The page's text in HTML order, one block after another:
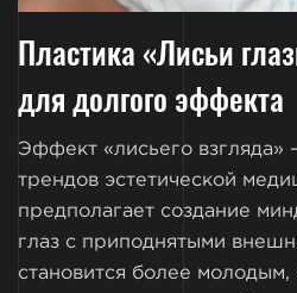
Пластика «Лисьи
для долгого эффекта
Эффект «лисьего
трендов эстетической
предполагает создание
глаз с приподнятыми
становится более молодым,